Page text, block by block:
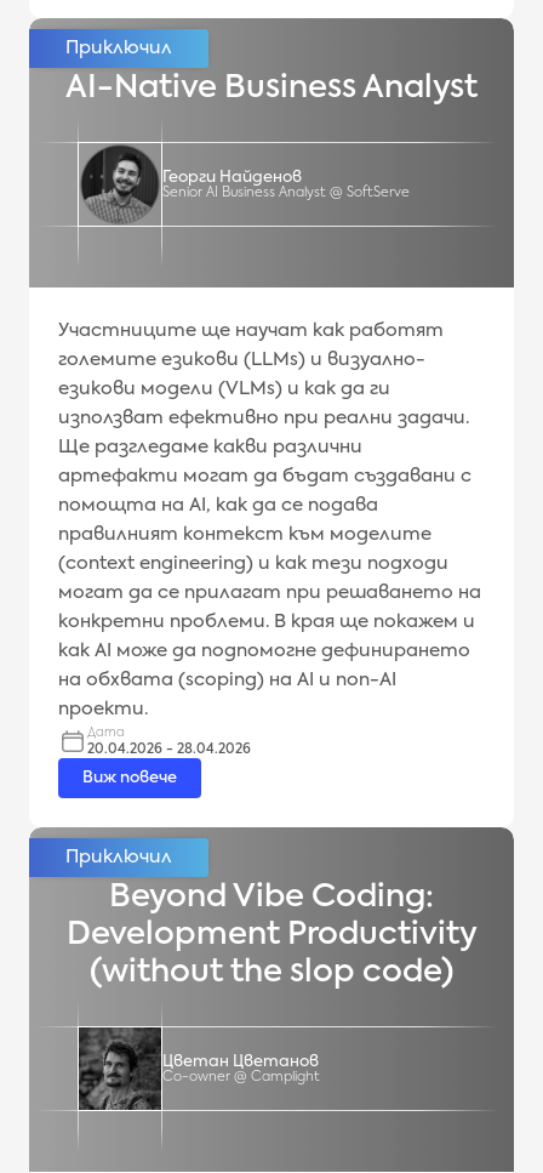
AI-Native Business Analyst
Георги Найденов
Senior AI Business Analyst @ SoftServe
Участниците ще научат как работят
големите езикови (LLMs) и визуално-
езикови модели (VLMs) и как да ги
използват ефективно при реални задачи.
Ще разгледаме какви различни
артефакти могат да бъдат създавани с
помощта на AI, как да се подава
правилният контекст към моделите
(context engineering) и как тези подходи
могат да се прилагат при решаването на
конкретни проблеми. В края ще покажем и
как AI може да подпомогне дефинирането
на обхвата (scoping) на AI и non-AI
проекти.
Дата
20.04.2026 - 28.04.2026
Виж повече
Beyond Vibe Coding:
Development Productivity
(without the slop code)
Цветан Цветанов
Co-owner @ Camplight